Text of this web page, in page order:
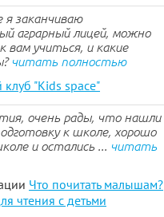
я заканчиваю
аграрный лицей, можно
вам учиться, и какие
читать полностью
клуб "Kids space"
очень рады, что нашли
к школе, хорошо
и остались ... читать
Что почитать малышам?
чтения с детьми